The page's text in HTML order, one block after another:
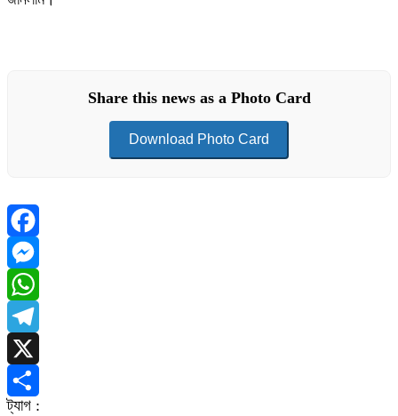
Share this news as a Photo Card
Download Photo Card
Facebook
Messenger
WhatsApp
Telegram
X
Share
ট্যাগ :